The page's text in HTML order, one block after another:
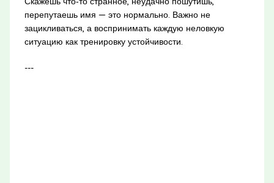
перепутаешь имя — это нормально. Важно не
зацикливаться, а воспринимать каждую неловкую
ситуацию как тренировку устойчивости.
---